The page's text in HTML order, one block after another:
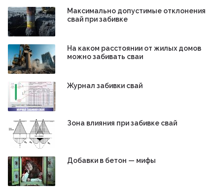
Максимально допустимые отклонения
свай при забивке
На каком расстоянии от жилых домов
можно забивать сваи
Журнал забивки свай
Зона влияния при забивке свай
Добавки в бетон — мифы